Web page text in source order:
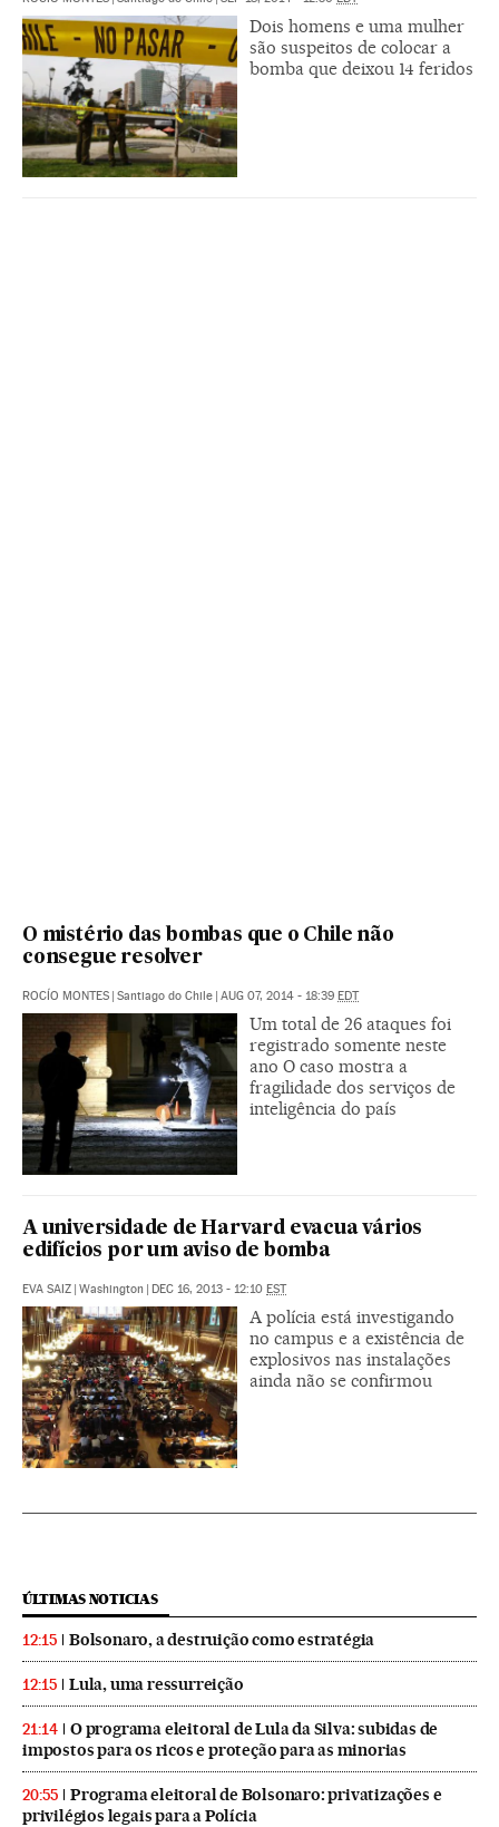
Dois homens e uma mulher
são suspeitos de colocar a
bomba que deixou 14 feridos
O mistério das bombas que o Chile não
consegue resolver
ROCÍO MONTES | Santiago do Chile | AUG 07, 2014 - 18:39 EDT
Um total de 26 ataques foi
registrado somente neste
ano O caso mostra a
fragilidade dos serviços de
inteligência do país
A universidade de Harvard evacua vários
edifícios por um aviso de bomba
EVA SAIZ | Washington | DEC 16, 2013 - 12:10 EST
A polícia está investigando
no campus e a existência de
explosivos nas instalações
ainda não se confirmou
ÚLTIMAS NOTICIAS
12:15 Bolsonaro, a destruição como estratégia
12:15 Lula, uma ressurreição
21:14
O programa eleitoral de Lula da Silva: subidas de
impostos para os ricos e proteção para as minorias
20:55
Programa eleitoral de Bolsonaro: privatizações e
privilégios legais para a Polícia